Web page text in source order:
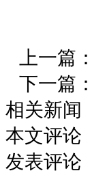
上一篇：
下一篇：
相关新闻
本文评论
发表评论